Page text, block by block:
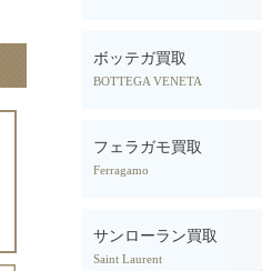
ボッテガ買取
BOTTEGA VENETA
フェラガモ買取
Ferragamo
サンローラン買取
Saint Laurent